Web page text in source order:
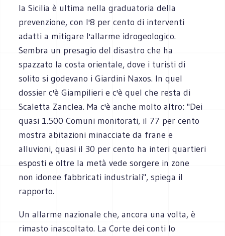
la Sicilia è ultima nella graduatoria della
prevenzione, con l'8 per cento di interventi
adatti a mitigare l'allarme idrogeologico.
Sembra un presagio del disastro che ha
spazzato la costa orientale, dove i turisti di
solito si godevano i Giardini Naxos. In quel
dossier c'è Giampilieri e c'è quel che resta di
Scaletta Zanclea. Ma c'è anche molto altro: "Dei
quasi 1.500 Comuni monitorati, il 77 per cento
mostra abitazioni minacciate da frane e
alluvioni, quasi il 30 per cento ha interi quartieri
esposti e oltre la metà vede sorgere in zone
non idonee fabbricati industriali", spiega il
rapporto.
Un allarme nazionale che, ancora una volta, è
rimasto inascoltato. La Corte dei conti lo